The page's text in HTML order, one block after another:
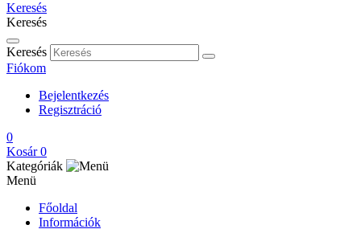
Keresés
Keresés
Keresés
Fiókom
Bejelentkezés
Regisztráció
0
Kosár 0
Kategóriák
Menü
Főoldal
Információk